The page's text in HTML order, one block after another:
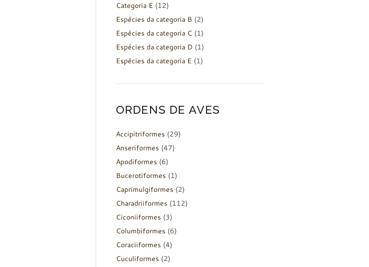
Categoria E (12)
Espécies da categoria B (2)
Espécies da categoria C(1)
Espécies da categoria D (1)
Espécies da categoria E (1)
ORDENS DE AVES
Accipitriformes (29)
Anseriformes (47)
Apodiformes (6)
Bucerotiformes (1)
Caprimulgiformes (2)
Charadriiformes (112)
Ciconiiformes (3)
Columbiformes (6)
Coraciiformes (4)
Cuculiformes (2)